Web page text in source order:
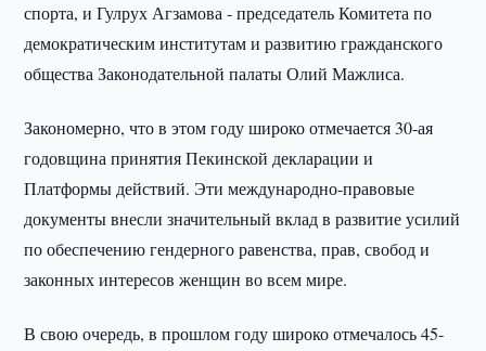
спорта, и Гулрух Агзамова - председатель Комитета по
демократическим институтам и развитию гражданского
общества Законодательной палаты Олий Мажлиса.
Закономерно, что в этом году широко отмечается 30-ая
годовщина принятия Пекинской декларации и
Платформы действий. Эти международно-правовые
документы внесли значительный вклад в развитие усилий
по обеспечению гендерного равенства, прав, свобод и
законных интересов женщин во всем мире.
В свою очередь, в прошлом году широко отмечалось 45-